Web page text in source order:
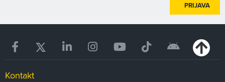
PRIJAVA
Kontakt